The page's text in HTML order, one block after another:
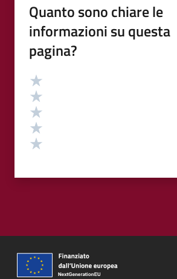
Quanto sono chiare le
informazioni su questa
pagina?
Valutazione